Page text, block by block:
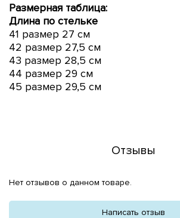
Размерная таблица:
Длина по стельке
41 размер 27 см
42 размер 27,5 см
43 размер 28,5 см
44 размер 29 см
45 размер 29,5 см
Отзывы
Нет отзывов о данном товаре.
Написать отзыв